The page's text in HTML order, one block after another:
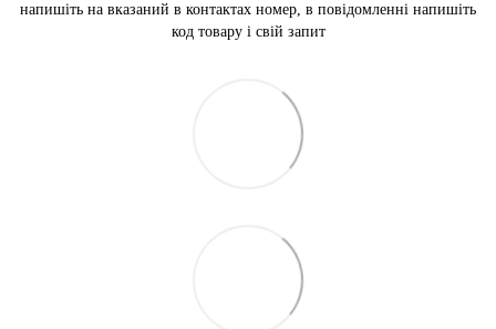
напишіть на вказаний в контактах номер, в повідомленні напишіть
код товару і свій запит